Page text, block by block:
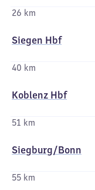
26 km
Siegen Hbf
40 km
Koblenz Hbf
51 km
Siegburg/​Bonn
55 km